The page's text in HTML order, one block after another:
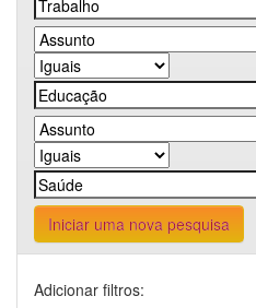
Iniciar uma nova pesquisa
Adicionar filtros: